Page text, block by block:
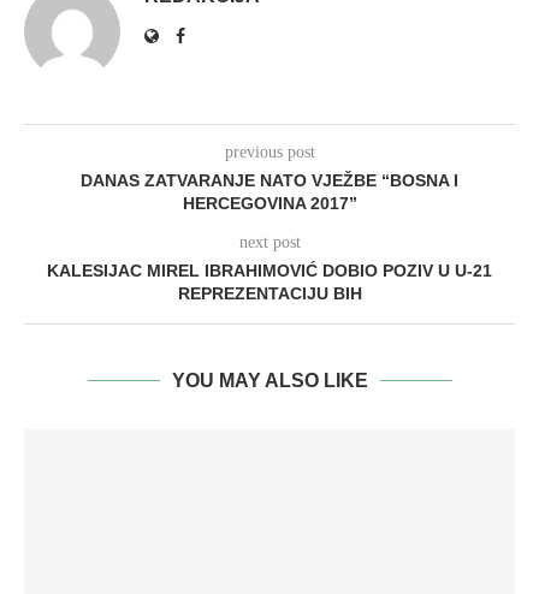
previous post
DANAS ZATVARANJE NATO VJEŽBE “BOSNA I
HERCEGOVINA 2017”
next post
KALESIJAC MIREL IBRAHIMOVIĆ DOBIO POZIV U U-21
REPREZENTACIJU BIH
YOU MAY ALSO LIKE